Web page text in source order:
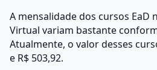
A mensalidade dos cursos EaD
Virtual variam bastante
Atualmente, o valor desses
e R$ 503,92.